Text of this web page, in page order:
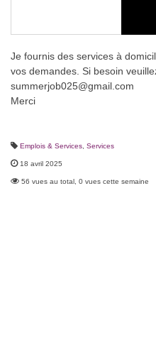
Je fournis des services à
vos demandes. Si besoin
summerjob025@gmail.com
Merci
Emplois & Services Services
18 avril 2025
56 vues au total, 0 vues cette semaine